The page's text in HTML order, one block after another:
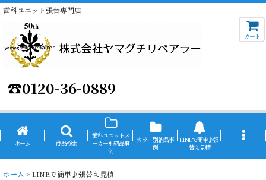
歯科ユニット張替専門店
☎0120-36-0889
カート
ホーム 商品検索
歯科ユニットメ
ーカー別納品事
例
カラー別納品事
例
LINEで簡単♪張
替え見積
ホーム > LINEで簡単♪張替え見積